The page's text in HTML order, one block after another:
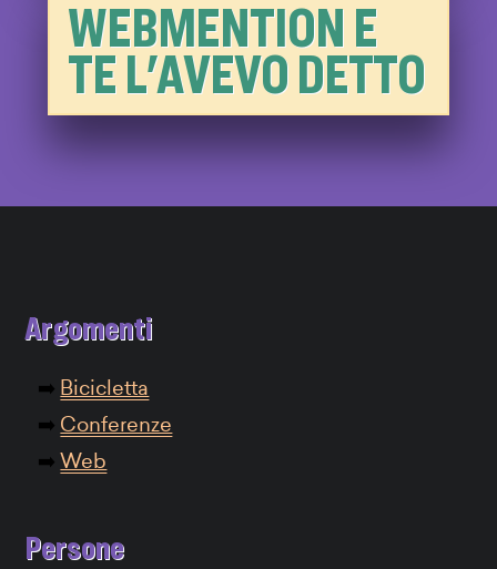
WEBMENTION E
TE L'AVEVO DETTO
Argomenti
Bicicletta
Conferenze
Web
Persone